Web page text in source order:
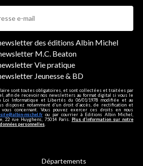
newsletter des éditions Albin Michel
M.C. Beaton
Vie pratique
Jeunesse & BD
sont toutes obligatoires, et sont collectées et traitées par
afin de recevoir nos newsletters au format digital si vous le
Loi Informatique et Libertés du 06/01/1978 modifiée et au
disposez notamment d'un droit d'accès, de rectification et
vous concernant. Vous pouvez exercer ces droits en nous
michel.fr ou par courrier à Editions Albin Michel,
22 rue Huyghens, 75014 Paris. Plus d’information sur notre
personnelles
Départements